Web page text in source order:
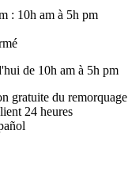
: 10h am à 5h pm
de 10h am à 5h pm
gratuite du remorquage
24 heures